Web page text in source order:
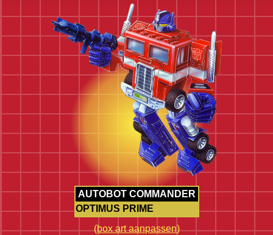
AUTOBOT COMMANDER
OPTIMUS PRIME
(box art aanpassen)